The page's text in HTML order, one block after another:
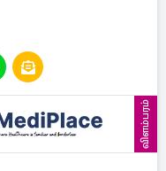
விளம்பரம்